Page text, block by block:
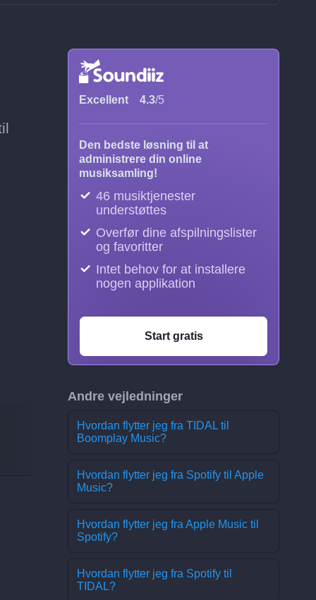
Excellent 4.3/5
Den bedste løsning til at
administrere din online
musiksamling!
46 musiktjenester
understøttes
Overfør dine afspilningslister
og favoritter
Intet behov for at installere
nogen applikation
Start gratis
Andre vejledninger
Hvordan flytter jeg fra TIDAL til
Boomplay Music?
Hvordan flytter jeg fra Spotify til Apple
Music?
Hvordan flytter jeg fra Apple Music til
Spotify?
Hvordan flytter jeg fra Spotify til
TIDAL?